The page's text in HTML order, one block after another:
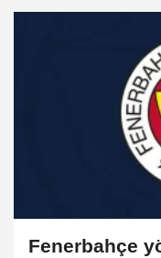
Fenerbahçe